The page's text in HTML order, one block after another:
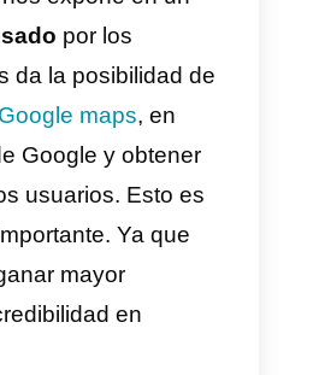
il est nécessaire
d’une fiche Google My
.
Google My
continue à se mettre à
Ainsi, à l’avenir,
certainement des